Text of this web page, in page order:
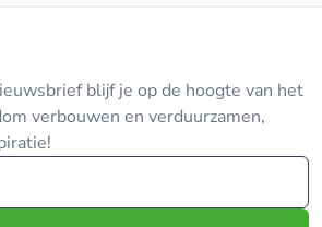
blijf je op de hoogte van het
verbouwen en verduurzamen,